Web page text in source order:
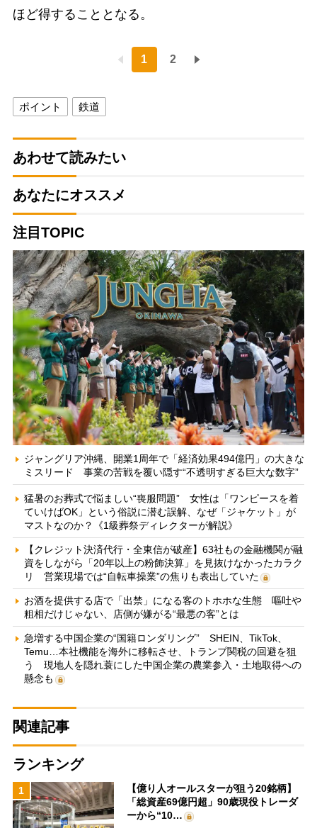
ほど得することとなる。
1 2
ポイント 鉄道
あわせて読みたい
あなたにオススメ
注目TOPIC
ジャングリア沖縄、開業1周年で「経済効果494億円」の大きな
ミスリード 事業の苦戦を覆い隠す“不透明すぎる巨大な数字”
猛暑のお葬式で悩ましい“喪服問題” 女性は「ワンピースを着
ていけばOK」という俗説に潜む誤解、なぜ「ジャケット」が
マストなのか？《1級葬祭ディレクターが解説》
【クレジット決済代行・全東信が破産】63社もの金融機関が融
資をしながら「20年以上の粉飾決算」を見抜けなかったカラク
リ 営業現場では“自転車操業”の焦りも表出していた
お酒を提供する店で「出禁」になる客のトホホな生態 嘔吐や
粗相だけじゃない、店側が嫌がる“最悪の客”とは
急増する中国企業の“国籍ロンダリング” SHEIN、TikTok、
Temu…本社機能を海外に移転させ、トランプ関税の回避を狙
う 現地人を隠れ蓑にした中国企業の農業参入・土地取得への
懸念も
関連記事
ランキング
1
【億り人オールスターが狙う20銘柄】
「総資産69億円超」90歳現役トレーダ
ーから“10…